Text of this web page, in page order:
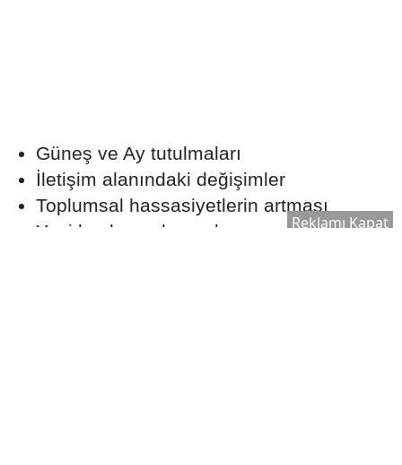
Güneş ve Ay tutulmaları
İletişim alanındaki değişimler
Toplumsal hassasiyetlerin artması
Yeni başlangıçlar ve kapanan süreçler
Reklamı Kapat